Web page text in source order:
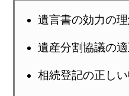
遺言書の効力の
遺産分割協議の
相続登記の正し